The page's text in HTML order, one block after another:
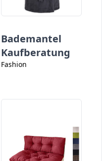
Bademantel
Kaufberatung
Fashion